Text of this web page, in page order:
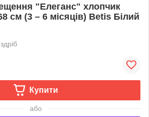
"Елеганс" хлопчик
см (3 – 6 місяців) Betis Білий
Купити
або